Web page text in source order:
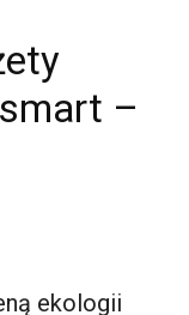
–
ekologii